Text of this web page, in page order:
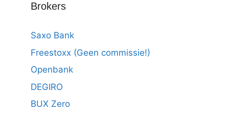
Brokers
Saxo Bank
Freestoxx (Geen commissie!)
Openbank
DEGIRO
BUX Zero